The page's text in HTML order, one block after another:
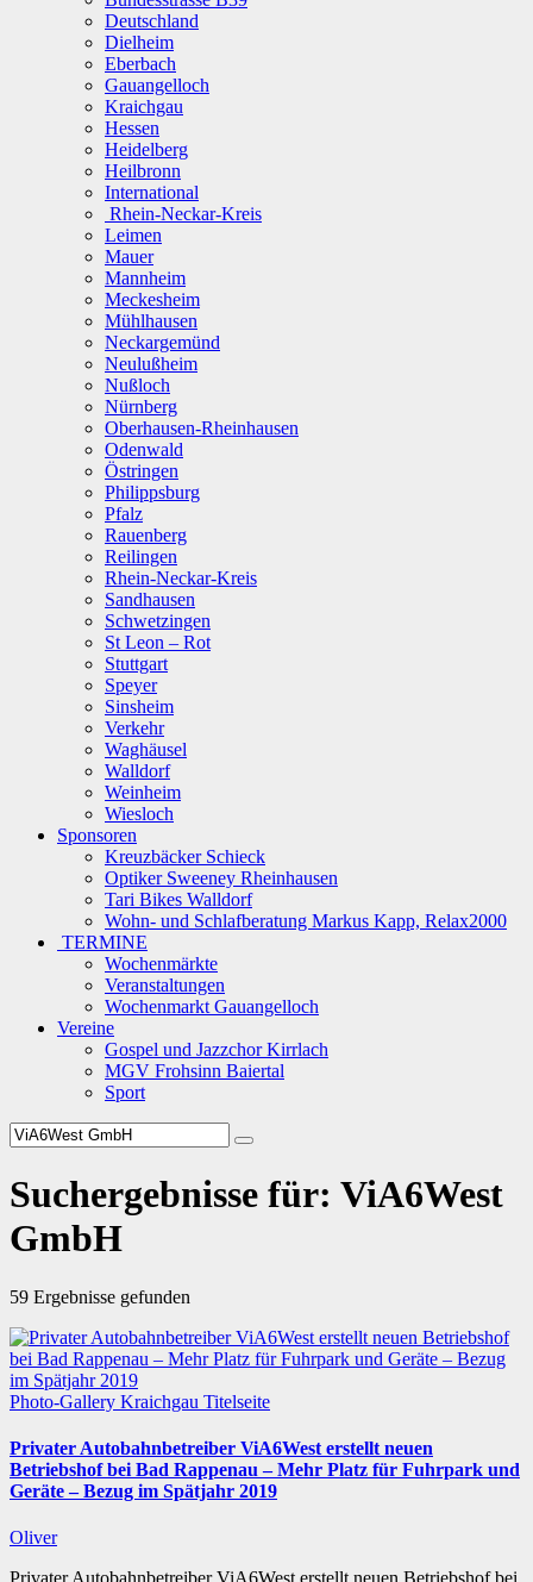
Deutschland
Dielheim
Eberbach
Gauangelloch
Kraichgau
Hessen
Heidelberg
Heilbronn
International
Rhein-Neckar-Kreis
Leimen
Mauer
Mannheim
Meckesheim
Mühlhausen
Neckargemünd
Neulußheim
Nußloch
Nürnberg
Oberhausen-Rheinhausen
Odenwald
Östringen
Philippsburg
Pfalz
Rauenberg
Reilingen
Rhein-Neckar-Kreis
Sandhausen
Schwetzingen
St Leon – Rot
Stuttgart
Speyer
Sinsheim
Verkehr
Waghäusel
Walldorf
Weinheim
Wiesloch
Sponsoren
Kreuzbäcker Schieck
Optiker Sweeney Rheinhausen
Tari Bikes Walldorf
Wohn- und Schlafberatung Markus Kapp, Relax2000
TERMINE
Wochenmärkte
Veranstaltungen
Wochenmarkt Gauangelloch
Vereine
Gospel und Jazzchor Kirrlach
MGV Frohsinn Baiertal
Sport
Suchergebnisse für: ViA6West
GmbH
59 Ergebnisse gefunden
Photo-Gallery Kraichgau Titelseite
Privater Autobahnbetreiber ViA6West erstellt neuen
Betriebshof bei Bad Rappenau – Mehr Platz für Fuhrpark und
Geräte – Bezug im Spätjahr 2019
Oliver